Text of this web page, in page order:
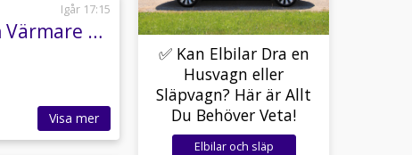
Igår 17:15
Skoda Superb PHEV L&K Skinn Cockpit Canton Värmare Drag 218h
Visa mer
✅ Kan Elbilar Dra en
Husvagn eller
Släpvagn? Här är Allt
Du Behöver Veta!
Elbilar och släp